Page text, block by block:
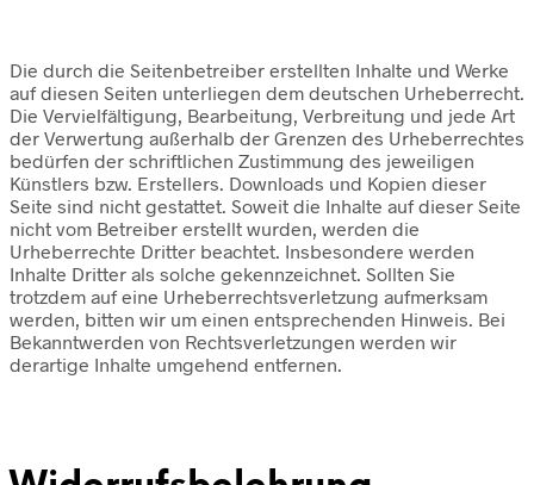
Die durch die Seitenbetreiber erstellten Inhalte und Werke
auf diesen Seiten unterliegen dem deutschen Urheberrecht.
Die Vervielfältigung, Bearbeitung, Verbreitung und jede Art
der Verwertung außerhalb der Grenzen des Urheberrechtes
bedürfen der schriftlichen Zustimmung des jeweiligen
Künstlers bzw. Erstellers. Downloads und Kopien dieser
Seite sind nicht gestattet. Soweit die Inhalte auf dieser Seite
nicht vom Betreiber erstellt wurden, werden die
Urheberrechte Dritter beachtet. Insbesondere werden
Inhalte Dritter als solche gekennzeichnet. Sollten Sie
trotzdem auf eine Urheberrechtsverletzung aufmerksam
werden, bitten wir um einen entsprechenden Hinweis. Bei
Bekanntwerden von Rechtsverletzungen werden wir
derartige Inhalte umgehend entfernen.